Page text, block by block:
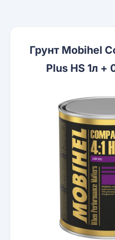
Грунт Mobihel
Plus HS 1л +